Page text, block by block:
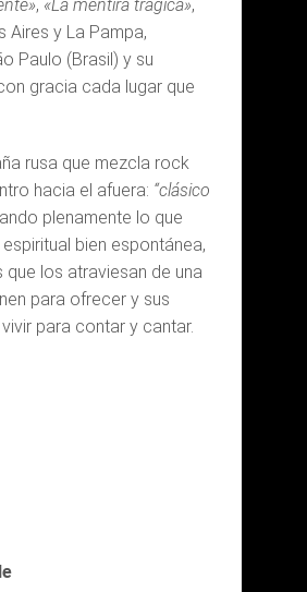
, «La mentira trágica»,
Aires y La Pampa,
Paulo (Brasil) y su
gracia cada lugar que
rusa que mezcla rock
hacia el afuera: “clásico
plenamente lo que
bien espontánea,
los atraviesan de una
para ofrecer y sus
para contar y cantar.